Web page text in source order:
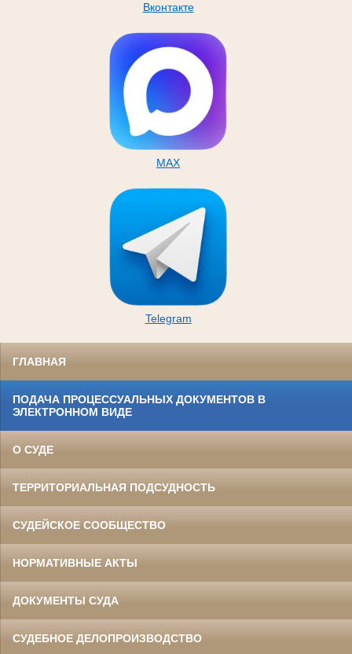
Вконтакте
MAX
Telegram
ГЛАВНАЯ
ПОДАЧА ПРОЦЕССУАЛЬНЫХ ДОКУМЕНТОВ В
ЭЛЕКТРОННОМ ВИДЕ
О СУДЕ
ТЕРРИТОРИАЛЬНАЯ ПОДСУДНОСТЬ
СУДЕЙСКОЕ СООБЩЕСТВО
НОРМАТИВНЫЕ АКТЫ
ДОКУМЕНТЫ СУДА
СУДЕБНОЕ ДЕЛОПРОИЗВОДСТВО